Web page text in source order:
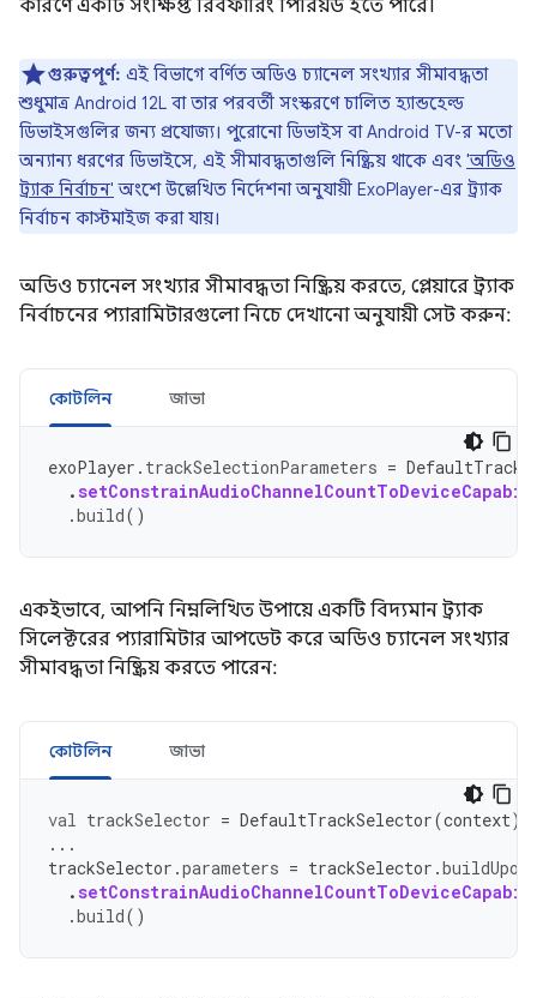
কারণে একটি সংক্ষিপ্ত রিবফারিং পিরিয়ড হতে পারে।
গুরুত্বপূর্ণ: এই বিভাগে বর্ণিত অডিও চ্যানেল সংখ্যার সীমাবদ্ধতা
শুধুমাত্র Android 12L বা তার পরবর্তী সংস্করণে চালিত হ্যান্ডহেল্ড
ডিভাইসগুলির জন্য প্রযোজ্য। পুরোনো ডিভাইস বা Android TV-র মতো
অন্যান্য ধরণের ডিভাইসে, এই সীমাবদ্ধতাগুলি নিষ্ক্রিয় থাকে এবং 'অডিও
ট্র্যাক নির্বাচন' অংশে উল্লেখিত নির্দেশনা অনুযায়ী ExoPlayer-এর ট্র্যাক
নির্বাচন কাস্টমাইজ করা যায়।
অডিও চ্যানেল সংখ্যার সীমাবদ্ধতা নিষ্ক্রিয় করতে, প্লেয়ারে ট্র্যাক
নির্বাচনের প্যারামিটারগুলো নিচে দেখানো অনুযায়ী সেট করুন:
কোটলিন জাভা
exoPlayer . trackSelectionParameters =
.
.build()
একইভাবে, আপনি নিম্নলিখিত উপায়ে একটি বিদ্যমান ট্র্যাক
সিলেক্টরের প্যারামিটার আপডেট করে অডিও চ্যানেল সংখ্যার
সীমাবদ্ধতা নিষ্ক্রিয় করতে পারেন:
কোটলিন জাভা
val trackSelector = DefaultTrackSelector(context)
...
trackSelector .parameters = trackSelector .
.
.build()